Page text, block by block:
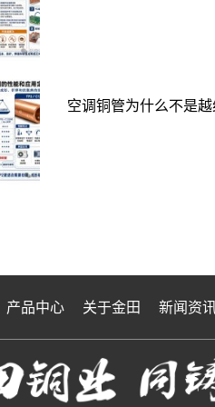
空调铜管为什么不是
产品中心 关于金田 新闻资